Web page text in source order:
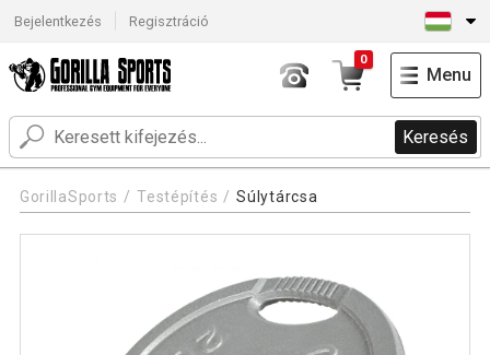
Bejelentkezés Regisztráció
Keresés
0
Menu
GorillaSports Testépítés Súlytárcsa